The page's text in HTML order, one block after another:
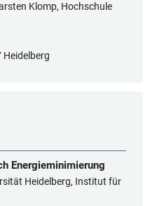
Klomp, Hochschule
Heidelberg
Energieminimierung
Heidelberg, Institut für